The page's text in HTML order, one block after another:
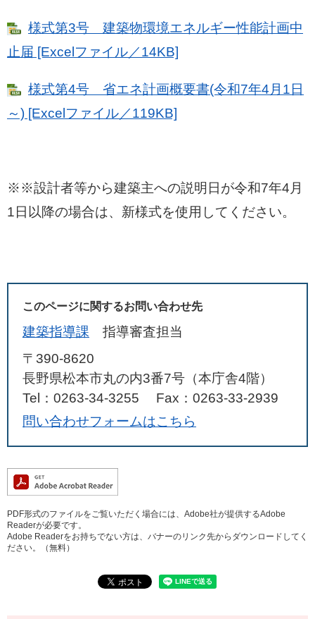
様式第3号 建築物環境エネルギー性能計画中
止届 [Excelファイル／14KB]
様式第4号 省エネ計画概要書(令和7年4月1日
～) [Excelファイル／119KB]
※※設計者等から建築主への説明日が令和7年4月
1日以降の場合は、新様式を使用してください。
このページに関するお問い合わせ先
建築指導課
指導審査担当
〒390-8620
長野県松本市丸の内3番7号（本庁舎4階）
Tel：0263-34-3255
Fax：0263-33-2939
問い合わせフォームはこちら
PDF形式のファイルをご覧いただく場合には、Adobe社が提供するAdobe
Readerが必要です。
Adobe Readerをお持ちでない方は、バナーのリンク先からダウンロードしてく
ださい。（無料）